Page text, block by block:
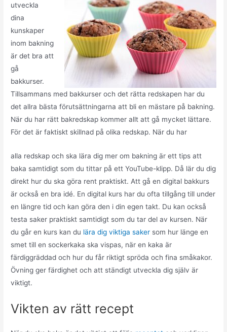
utveckla
dina
kunskaper
inom bakning
är det bra att
gå
bakkurser.
Tillsammans med bakkurser och det rätta redskapen har du
det allra bästa förutsättningarna att bli en mästare på bakning.
När du har rätt bakredskap kommer allt att gå mycket lättare.
För det är faktiskt skillnad på olika redskap. När du har
alla redskap och ska lära dig mer om bakning är ett tips att
baka samtidigt som du tittar på ett YouTube-klipp. Då lär du dig
direkt hur du ska göra rent praktiskt. Att gå en digital bakkurs
är också en bra idé. En digital kurs har du ofta tillgång till under
en längre tid och kan göra den i din egen takt. Du kan också
testa saker praktiskt samtidigt som du tar del av kursen. När
du går en kurs kan du lära dig viktiga saker som hur länge en
smet till en sockerkaka ska vispas, när en kaka är
färdiggräddad och hur du får riktigt spröda och fina småkakor.
Övning ger färdighet och att ständigt utveckla dig själv är
viktigt.
Vikten av rätt recept